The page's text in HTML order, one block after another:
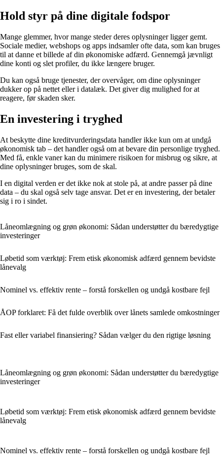
Hold styr på dine digitale fodspor
Mange glemmer, hvor mange steder deres oplysninger ligger gemt.
Sociale medier, webshops og apps indsamler ofte data, som kan bruges
til at danne et billede af din økonomiske adfærd. Gennemgå jævnligt
dine konti og slet profiler, du ikke længere bruger.
Du kan også bruge tjenester, der overvåger, om dine oplysninger
dukker op på nettet eller i datalæk. Det giver dig mulighed for at
reagere, før skaden sker.
En investering i tryghed
At beskytte dine kreditvurderingsdata handler ikke kun om at undgå
økonomisk tab – det handler også om at bevare din personlige tryghed.
Med få, enkle vaner kan du minimere risikoen for misbrug og sikre, at
dine oplysninger bruges, som de skal.
I en digital verden er det ikke nok at stole på, at andre passer på dine
data – du skal også selv tage ansvar. Det er en investering, der betaler
sig i ro i sindet.
Låneomlægning og grøn økonomi: Sådan understøtter du bæredygtige
investeringer
Løbetid som værktøj: Frem etisk økonomisk adfærd gennem bevidste
lånevalg
Nominel vs. effektiv rente – forstå forskellen og undgå kostbare fejl
ÅOP forklaret: Få det fulde overblik over lånets samlede omkostninger
Fast eller variabel finansiering? Sådan vælger du den rigtige løsning
Låneomlægning og grøn økonomi: Sådan understøtter du bæredygtige
investeringer
Løbetid som værktøj: Frem etisk økonomisk adfærd gennem bevidste
lånevalg
Nominel vs. effektiv rente – forstå forskellen og undgå kostbare fejl